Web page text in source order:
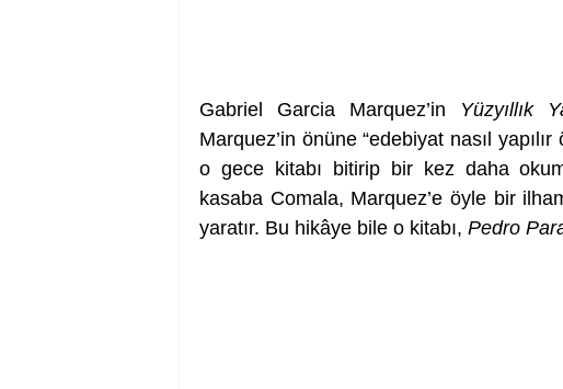
Gabriel Garcia Marquez’in Yüzyıllık
Marquez’in önüne “edebiyat nasıl
o gece kitabı bitirip bir kez daha
kasaba Comala, Marquez’e öyle bir
yaratır. Bu hikâye bile o kitabı, Pedro